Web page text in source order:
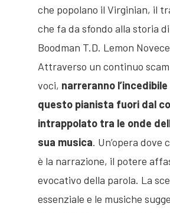
che popolano il Virginian, il
che fa da sfondo alla storia
Boodman T.D. Lemon
Attraverso un continuo
voci, narreranno
questo pianista fuori dal
intrappolato tra le onde
sua musica. Un’opera dove
è la narrazione, il potere
evocativo della parola. La
essenziale e le musiche